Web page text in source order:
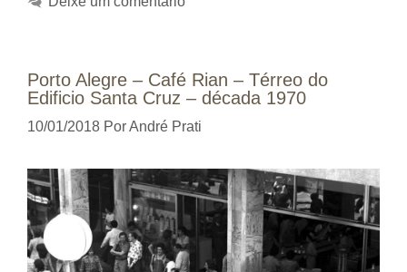
Porto Alegre – Café Rian – Térreo do
Edificio Santa Cruz – década 1970
10/01/2018 PorAndré Prati